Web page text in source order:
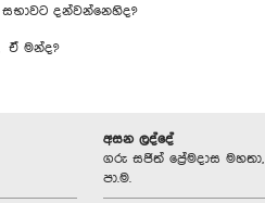
සභාවට දන්වන්නෙහිද?
ඒ මන්ද?
අසන ලද්දේ
ගරු සජිත් ප්‍රේමදාස මහතා,
පා.ම.